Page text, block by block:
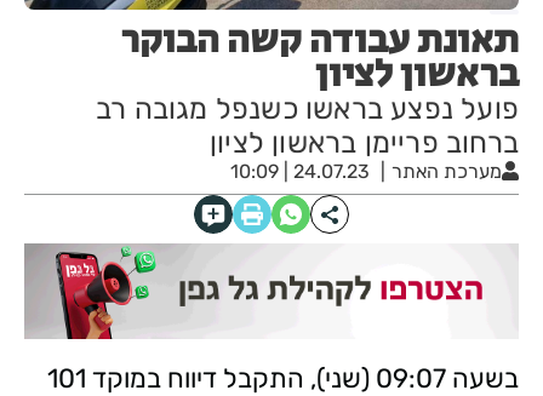
תאונת עבודה קשה הבוקר
בראשון לציון
פועל נפצע בראשו כשנפל מגובה רב
ברחוב פריימן בראשון לציון
מערכת האתר 24.07.23 | 10:09
בשעה 09:07 (שני), התקבל דיווח במוקד 101